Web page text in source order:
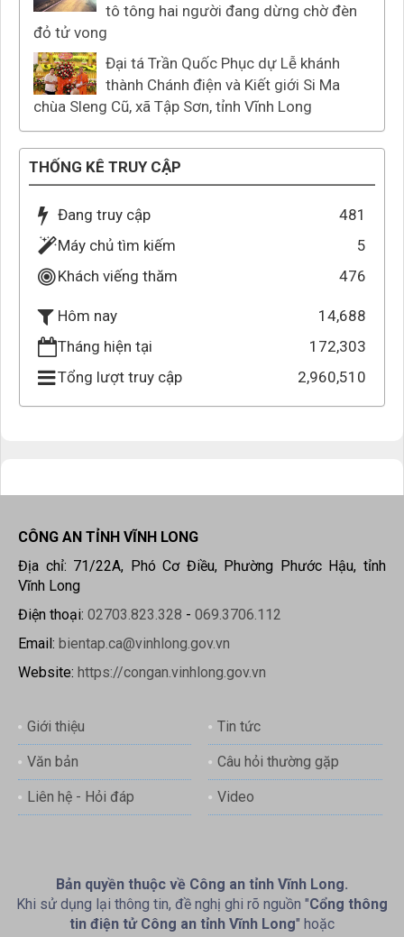
tô tông hai người đang dừng chờ đèn
đỏ tử vong
Đại tá Trần Quốc Phục dự Lễ khánh
thành Chánh điện và Kiết giới Si Ma
chùa Sleng Cũ, xã Tập Sơn, tỉnh Vĩnh Long
THỐNG KÊ TRUY CẬP
Đang truy cập
481
Máy chủ tìm kiếm
5
Khách viếng thăm
476
Hôm nay
14,688
Tháng hiện tại
172,303
Tổng lượt truy cập
2,960,510
CÔNG AN TỈNH VĨNH LONG
Địa chỉ: 71/22A, Phó Cơ Điều, Phường Phước Hậu, tỉnh
Vĩnh Long
Điện thoại: 02703.823.328 - 069.3706.112
Email: bientap.ca@vinhlong.gov.vn
Website: https://congan.vinhlong.gov.vn
Giới thiệu Tin tức
Văn bản Câu hỏi thường gặp
Liên hệ - Hỏi đáp Video
Bản quyền thuộc về Công an tỉnh Vĩnh Long.
Khi sử dụng lại thông tin, đề nghị ghi rõ nguồn "Cổng thông
tin điện tử Công an tỉnh Vĩnh Long" hoặc